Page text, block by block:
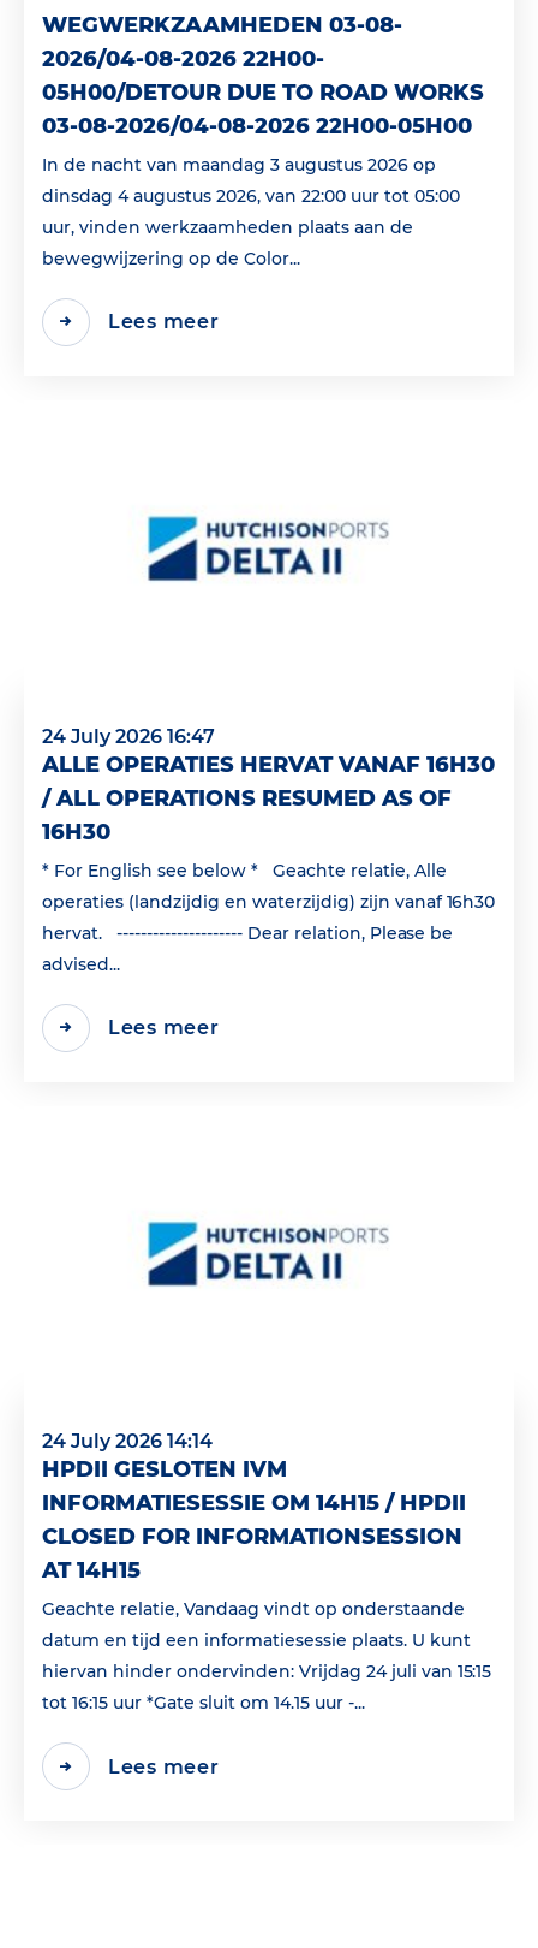
WEGWERKZAAMHEDEN 03-08-
2026/04-08-2026 22H00-
05H00/DETOUR DUE TO ROAD WORKS
03-08-2026/04-08-2026 22H00-05H00
In de nacht van maandag 3 augustus 2026 op
dinsdag 4 augustus 2026, van 22:00 uur tot 05:00
uur, vinden werkzaamheden plaats aan de
bewegwijzering op de Color...
Lees meer
24 July 2026 16:47
ALLE OPERATIES HERVAT VANAF 16H30
/ ALL OPERATIONS RESUMED AS OF
16H30
* For English see below * Geachte relatie, Alle
operaties (landzijdig en waterzijdig) zijn vanaf 16h30
hervat. --------------------- Dear relation, Please be
advised...
Lees meer
24 July 2026 14:14
HPDII GESLOTEN IVM
INFORMATIESESSIE OM 14H15 / HPDII
CLOSED FOR INFORMATIONSESSION
AT 14H15
Geachte relatie, Vandaag vindt op onderstaande
datum en tijd een informatiesessie plaats. U kunt
hiervan hinder ondervinden: Vrijdag 24 juli van 15:15
tot 16:15 uur *Gate sluit om 14.15 uur -...
Lees meer